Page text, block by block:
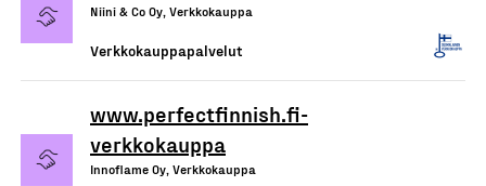
Niini & Co Oy, Verkkokauppa
Verkkokauppapalvelut
www.perfectfinnish.fi-
verkkokauppa
Innoflame Oy, Verkkokauppa